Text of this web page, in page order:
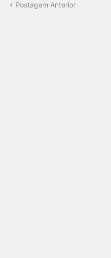
Postagem Anterior